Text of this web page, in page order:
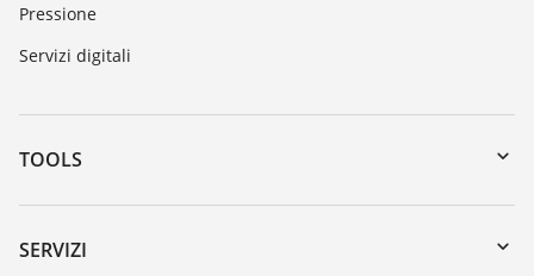
Pressione
Servizi digitali
TOOLS
Downloads
Ricerca numero di serie
SERVIZI